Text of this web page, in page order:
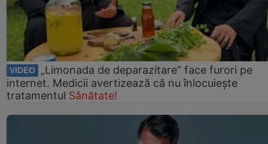
VIDEO
„Limonada de deparazitare” face furori pe
internet. Medicii avertizează că nu înlocuiește
tratamentul Sănătate!